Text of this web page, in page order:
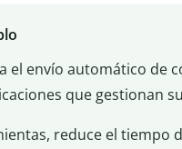
el envío automático de
que gestionan
reduce el tiempo